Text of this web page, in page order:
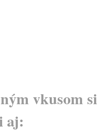
vkusom si
aj: